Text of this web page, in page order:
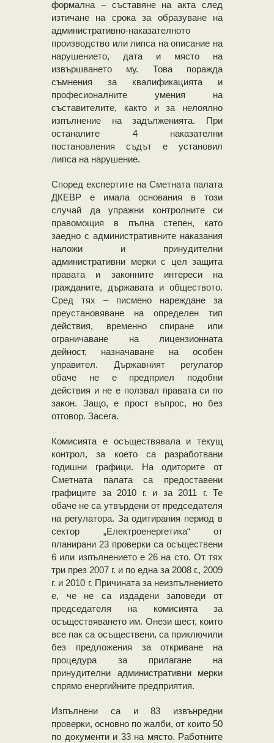
формална – съставяне на акта след
изтичане на срока за образуване на
административно-наказателното
производство или липса на описание на
нарушението, дата и място на
извършването му. Това поражда
съмнения за квалификацията и
професионалните умения на
съставителите, както и за нелоялно
изпълнение на задълженията. При
останалите 4 наказателни
постановления съдът е установил
липса на нарушение.
Според експертите на Сметната палата
ДКЕВР е имала основания в този
случай да упражни контролните си
правомощия в пълна степен, като
заедно с административните наказания
наложи и принудителни
административни мерки с цел защита
правата и законните интереси на
гражданите, държавата и обществото.
Сред тях – писмено нареждане за
преустановяване на определен тип
действия, временно спиране или
ограничаване на лицензионната
дейност, назначаване на особен
управител. Държавният регулатор
обаче не е предприел подобни
действия и не е ползвал правата си по
закон. Защо, е прост въпрос, но без
отговор. Засега.
Комисията е осъществявала и текущ
контрол, за което са разработвани
годишни графици. На одиторите от
Сметната палата са предоставени
графиците за 2010 г. и за 2011 г. Те
обаче не са утвърдени от председателя
на регулатора. За одитирания период в
сектор „Електроенергетика“ от
планирани 23 проверки са осъществени
6 или изпълнението е 26 на сто. От тях
три през 2007 г. и по една за 2008 г., 2009
г. и 2010 г. Причината за неизпълнението
е, че не са издадени заповеди от
председателя на комисията за
осъществяването им. Онези шест, които
все пак са осъществени, са приключили
без предложения за откриване на
процедура за прилагане на
принудителни административни мерки
спрямо енергийните предприятия.
Изпълнени са и 83 извънредни
проверки, основно по жалби, от които 50
по документи и 33 на място. Работните